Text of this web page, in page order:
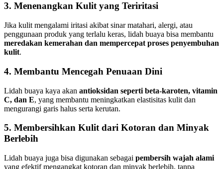
3. Menenangkan Kulit yang Teriritasi
Jika kulit mengalami iritasi akibat sinar matahari, alergi, atau
penggunaan produk yang terlalu keras, lidah buaya bisa membantu
meredakan kemerahan dan mempercepat proses penyembuhan
kulit.
4. Membantu Mencegah Penuaan Dini
Lidah buaya kaya akan antioksidan seperti beta-karoten, vitamin
C, dan E, yang membantu meningkatkan elastisitas kulit dan
mengurangi garis halus serta kerutan.
5. Membersihkan Kulit dari Kotoran dan Minyak
Berlebih
Lidah buaya juga bisa digunakan sebagai pembersih wajah alami
yang efektif mengangkat kotoran dan minyak berlebih, tanpa